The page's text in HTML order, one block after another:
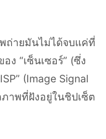
ถ่ายมันไม่ได้จบแค่ที่
ง “เซ็นเซอร์” (ซึ่ง
(Image Signal
าพที่ฝังอยู่ในชิปเซ็ต